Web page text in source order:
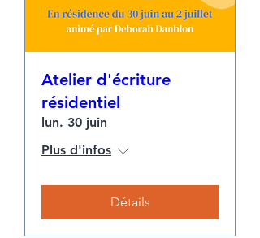
Atelier d'écriture
résidentiel
lun. 30 juin
Plus d'infos
Détails